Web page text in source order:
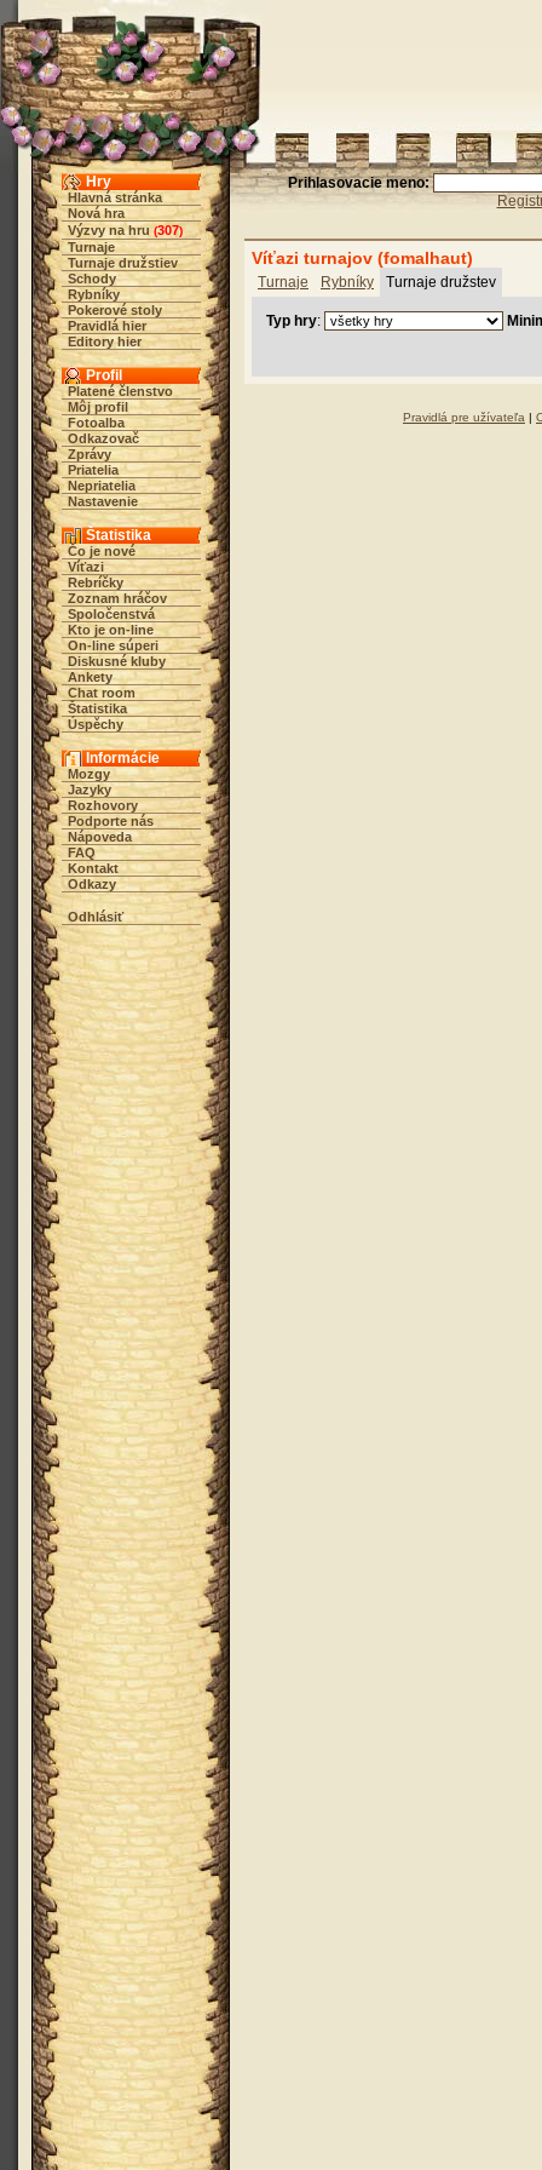
Hry
Hlavná stránka
Nová hra
Výzvy na hru (307)
Turnaje
Turnaje družstiev
Schody
Rybníky
Pokerové stoly
Pravidlá hier
Editory hier
Profil
Platené členstvo
Môj profil
Fotoalba
Odkazovač
Zprávy
Priatelia
Nepriatelia
Nastavenie
Štatistika
Čo je nové
Víťazi
Rebríčky
Zoznam hráčov
Spoločenstvá
Kto je on-line
On-line súperi
Diskusné kluby
Ankety
Chat room
Štatistika
Úspěchy
Informácie
Mozgy
Jazyky
Rozhovory
Podporte nás
Nápoveda
FAQ
Kontakt
Odkazy
Odhlásiť
Prihlasovacie meno:
Víťazi turnajov (fomalhaut)
Turnaje Rybníky Turnaje družstev
Typ hry:
Pravidlá pre užívateľa |